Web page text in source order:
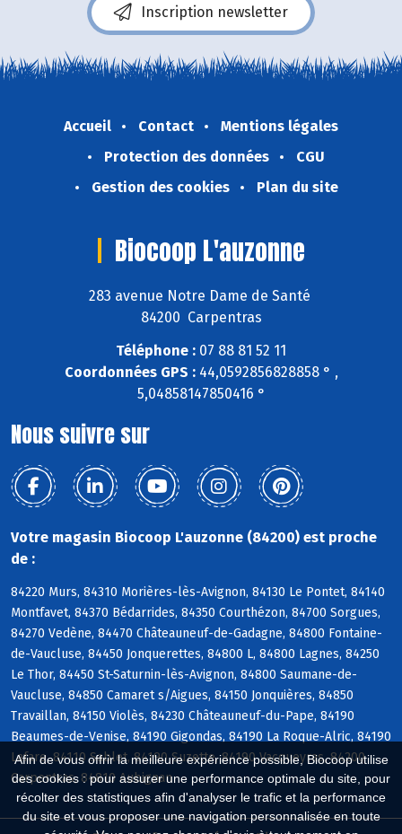
Afin de vous offrir la meilleure expérience possible, Biocoop utilise
des cookies : pour assurer une performance optimale du site, pour
récolter des statistiques afin d'analyser le trafic et la performance
du site et vous proposer une navigation personnalisée en toute
Inscription newsletter
Accueil Contact
Mentions légales
Protection des données
CGU
Gestion des cookies
Plan du site
Biocoop L'auzonne
283 avenue Notre Dame de Santé
84200 Carpentras
Téléphone : 07 88 81 52 11
Coordonnées GPS :44,0592856828858 ° ,
5,04858147850416 °
Nous suivre sur
Votre magasin Biocoop L'auzonne (84200) est proche
de :
84220 Murs, 84310 Morières-lès-Avignon, 84130 Le Pontet, 84140
Montfavet, 84370 Bédarrides, 84350 Courthézon, 84700 Sorgues,
84270 Vedène, 84470 Châteauneuf-de-Gadagne, 84800 Fontaine-
de-Vaucluse, 84450 Jonquerettes, 84800 L, 84800 Lagnes, 84250
Le Thor, 84450 St-Saturnin-lès-Avignon, 84800 Saumane-de-
Vaucluse, 84850 Camaret s/Aigues, 84150 Jonquières, 84850
Travaillan, 84150 Violès, 84230 Châteauneuf-du-Pape, 84190
Beaumes-de-Venise, 84190 Gigondas, 84190 La Roque-Alric, 84190
Lafare, 84110 Sablet, 84190 Suzette, 84190 Vacqueyras, 84200
Carpentras, 84810 Aubignan